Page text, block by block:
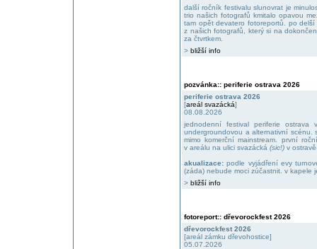
další ročník festivalu slunovrat je
trio našich fotografů kmitalo opavou
tam opět devatero fotoreportů. po
z našich fotografů, který si na
za čtvrtkem.
> bližší info
pozvánka:: periferie ostrava 2026
periferie ostrava 2026
[areál svazácká]
08.08.2026
jednodenní festival periferie ostrava
undergroundovou a alternativní
mimo komerční mainstream. první
v areálu na ulici svazácká (sic!) v
akualizace: podle vyjádření evy
(záda) nebude moci zúčastnit. v kapele
> bližší info
fotoreport:: dřevorockfest 2026
dřevorockfest 2026
[areál zámku dřevohostice]
05.07.2026